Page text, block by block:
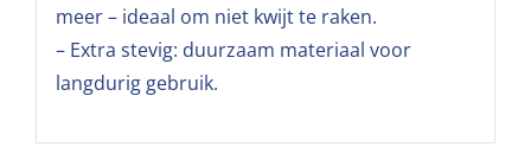
meer – ideaal om niet kwijt te raken.
– Extra stevig: duurzaam materiaal voor
langdurig gebruik.